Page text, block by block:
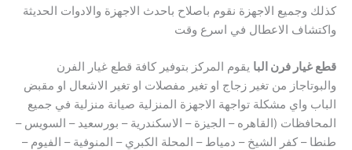
كذلك وجميع الاجهزة نقوم باصلاح باحدث الاجهزة والادوات الحديثة
واكتشاف الاعطال في اسرع وقت
قطع غيار فرن البا يقوم المركز بتوفير كافة قطع غيار الفرن
والبوتاجاز من تغير زجاج او تغير مفصلات او تغير الاشعال او مقبض
الباب واي مشكلة تواجهة الاجهزة المنزلية صيانة منزلية في جميع
المحافظات (القاهره – الجيزة – الاسكندرية – بورسعيد – السويس –
طنطا – كفر الشيخ – دمياط – المحلة الكبري – المنوفية – الفيوم –